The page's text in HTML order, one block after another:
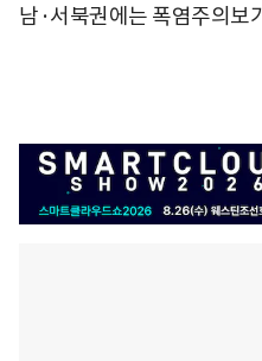
남·서북권에는 폭염주의보